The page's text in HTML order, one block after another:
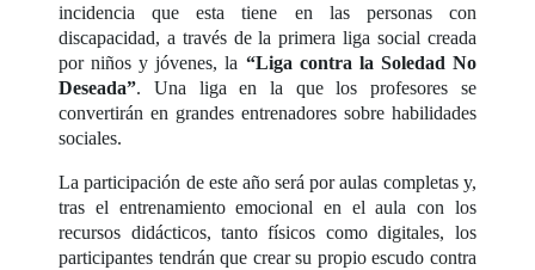
incidencia que esta tiene en las personas con
discapacidad, a través de la primera liga social creada
por niños y jóvenes, la “Liga contra la Soledad No
Deseada”. Una liga en la que los profesores se
convertirán en grandes entrenadores sobre habilidades
sociales.
La participación de este año será por aulas completas y,
tras el entrenamiento emocional en el aula con los
recursos didácticos, tanto físicos como digitales, los
participantes tendrán que crear su propio escudo contra